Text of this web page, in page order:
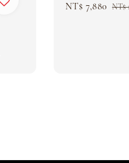
Sale
NT$ 7,880 NT$